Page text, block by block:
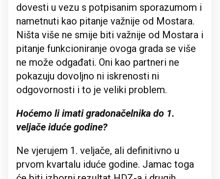
dovesti u vezu s potpisanim sporazumom i
nametnuti kao pitanje važnije od Mostara.
Ništa više ne smije biti važnije od Mostara i
pitanje funkcioniranje ovoga grada se više
ne može odgađati. Oni kao partneri ne
pokazuju dovoljno ni iskrenosti ni
odgovornosti i to je veliki problem.
Hoćemo li imati gradonačelnika do 1.
veljače iduće godine?
Ne vjerujem 1. veljače, ali definitivno u
prvom kvartalu iduće godine. Jamac toga